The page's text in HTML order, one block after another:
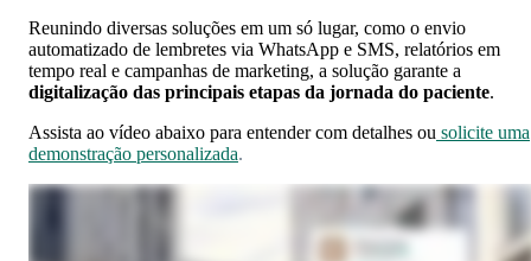
Reunindo diversas soluções em um só lugar, como o envio
automatizado de lembretes via WhatsApp e SMS, relatórios em
tempo real e campanhas de marketing, a solução garante a
digitalização das principais etapas da jornada do paciente.
Assista ao vídeo abaixo para entender com detalhes ou solicite uma
demonstração personalizada.